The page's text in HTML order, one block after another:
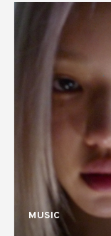
MUSIC